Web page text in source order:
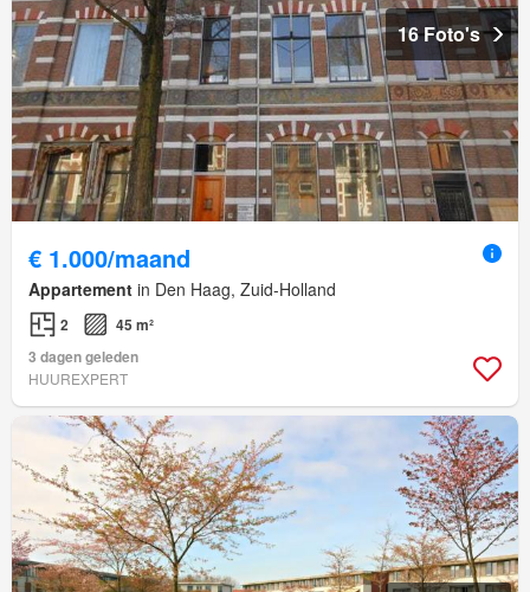
16 Foto's
€ 1.000/maand
Appartement in Den Haag, Zuid-Holland
2
45 m²
3 dagen geleden
HUUREXPERT